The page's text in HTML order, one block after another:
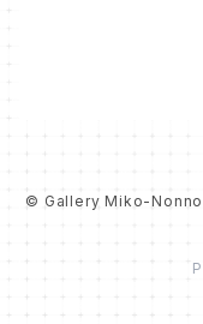
© Gallery Miko-Nonno：